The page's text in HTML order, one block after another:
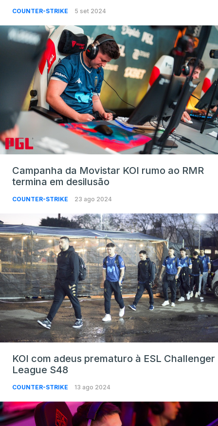
COUNTER-STRIKE 5 set 2024
Campanha da Movistar KOI rumo ao RMR
termina em desilusão
COUNTER-STRIKE 23 ago 2024
KOI com adeus prematuro à ESL Challenger
League S48
COUNTER-STRIKE 13 ago 2024